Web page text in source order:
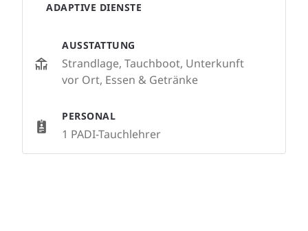
ADAPTIVE DIENSTE
AUSSTATTUNG
Strandlage, Tauchboot, Unterkunft
vor Ort, Essen & Getränke
PERSONAL
1 PADI-Tauchlehrer